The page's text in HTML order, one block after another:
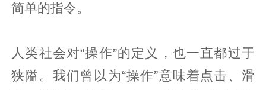
简单的指令。
人类社会对“操作”的定义，也一直都过于
狭隘。我们曾以为“操作”意味着点击、滑